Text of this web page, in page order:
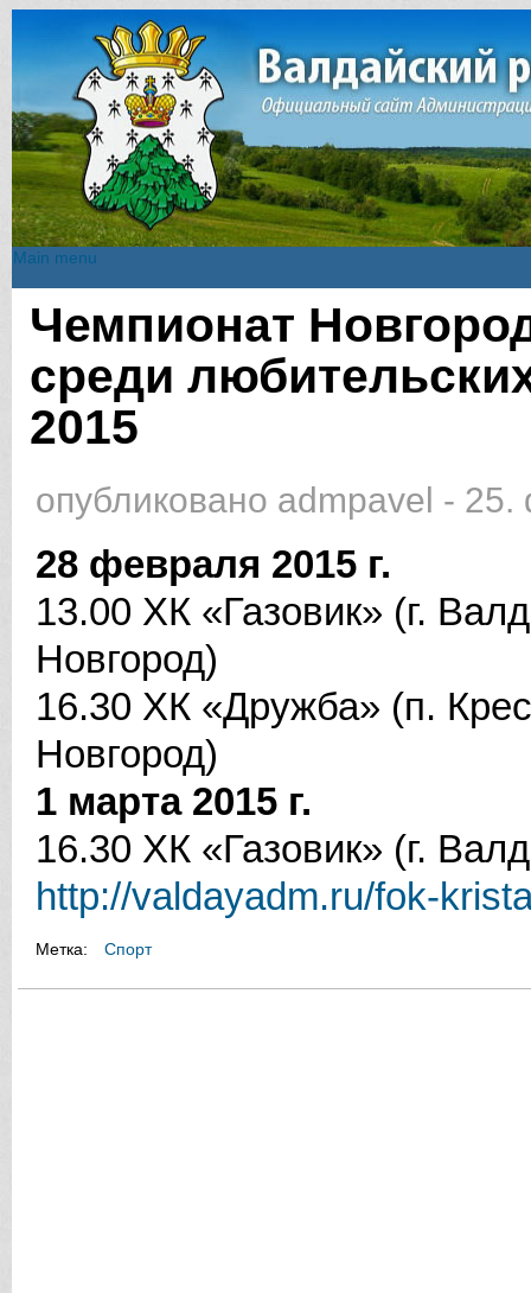
Main menu
Вы здесь
Чемпионат
среди
2015
опубликовано admpavel - 25.
28 февраля 2015 г.
13.00 ХК «Газовик» (г.
Новгород)
16.30 ХК «Дружба» (п.
Новгород)
1 марта 2015 г.
16.30 ХК «Газовик» (г.
http://valdayadm.ru/fok-
Метка: Спорт